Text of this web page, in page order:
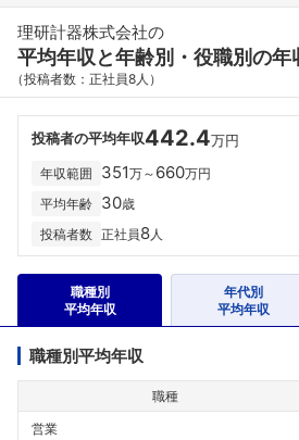
理研計器株式会社の
平均年収と年齢別・役職別の年
（投稿者数：正社員8人）
投稿者の平均年収442.4万円
年収範囲 351万～ 660万円
平均年齢 30歳
投稿者数 正社員8人
職種別
平均年収
年代別
平均年収
職種別平均年収
職種
営業